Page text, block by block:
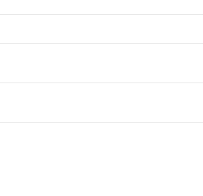
第2條第5款之規定，「非以有形媒介